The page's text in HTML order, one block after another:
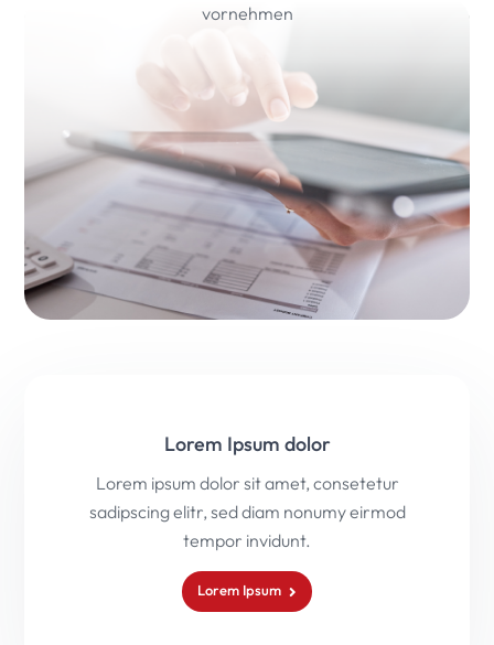
vornehmen
Lorem Ipsum dolor
Lorem ipsum dolor sit amet, consetetur
sadipscing elitr, sed diam nonumy eirmod
tempor invidunt.
Lorem Ipsum